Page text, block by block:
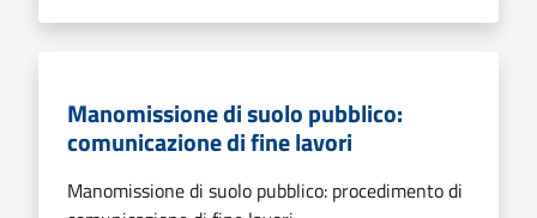
Manomissione di suolo pubblico:
comunicazione di fine lavori
Manomissione di suolo pubblico: procedimento di